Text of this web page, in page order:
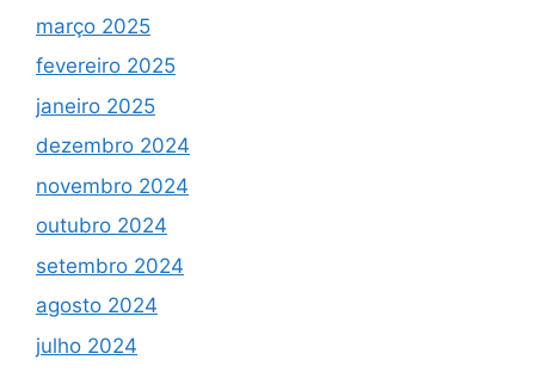
março 2025
fevereiro 2025
janeiro 2025
dezembro 2024
novembro 2024
outubro 2024
setembro 2024
agosto 2024
julho 2024